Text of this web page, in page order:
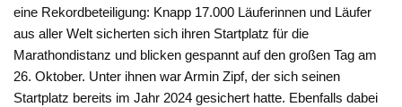
eine Rekordbeteiligung: Knapp 17.000 Läuferinnen und Läufer
aus aller Welt sicherten sich ihren Startplatz für die
Marathondistanz und blicken gespannt auf den großen Tag am
26. Oktober. Unter ihnen war Armin Zipf, der sich seinen
Startplatz bereits im Jahr 2024 gesichert hatte. Ebenfalls dabei